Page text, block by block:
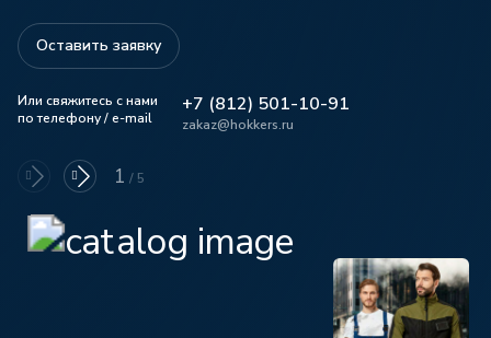
Оставить заявку
Или свяжитесь с нами
по телефону / e-mail
+7 (812) 501-10-91
zakaz@hokkers.ru
1 / 5